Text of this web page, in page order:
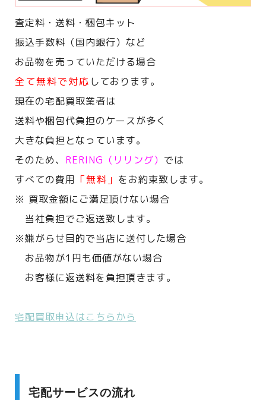
査定料・送料・梱包キット
振込手数料（国内銀行）など
お品物を売っていただける場合
全て無料で対応 しております。
現在の宅配買取業者は
送料や梱包代負担のケースが多く
大きな負担となっています。
そのため、 RERING（リリング） では
すべての費用 「無料」 をお約束致します。
※ 買取金額にご満足頂けない場合
当社負担でご返送致します。
※嫌がらせ目的で当店に送付した場合
お品物が1円も価値がない場合
お客様に返送料を負担頂きます。
宅配買取申込はこちらから
宅配サービスの流れ